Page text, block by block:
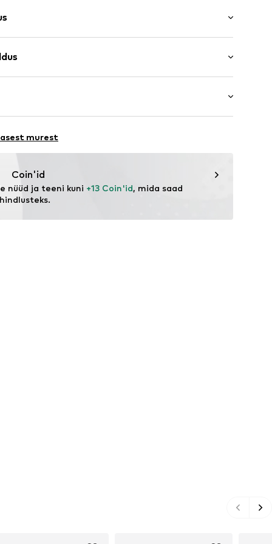
puhastada
kuumusega
murest
Coin'id
nüüd ja teeni kuni +13 Coin'id, mida saad